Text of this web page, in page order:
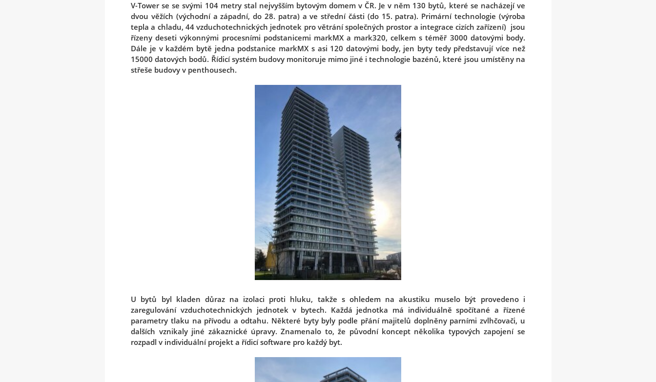
V-Tower se se svými 104 metry stal nejvyšším bytovým domem v ČR. Je v něm 130 bytů, které se nacházejí ve
dvou věžích (východní a západní, do 28. patra) a ve střední části (do 15. patra). Primární technologie (výroba
tepla a chladu, 44 vzduchotechnických jednotek pro větrání společných prostor a integrace cizích zařízení) jsou
řízeny deseti výkonnými procesními podstanicemi markMX a mark320, celkem s téměř 3000 datovými body.
Dále je v každém bytě jedna podstanice markMX s asi 120 datovými body, jen byty tedy představují více než
15000 datových bodů. Řídicí systém budovy monitoruje mimo jiné i technologie bazénů, které jsou umístěny na
střeše budovy v penthousech.
U bytů byl kladen důraz na izolaci proti hluku, takže s ohledem na akustiku muselo být provedeno i
zaregulování vzduchotechnických jednotek v bytech. Každá jednotka má individuálně spočítané a řízené
parametry tlaku na přívodu a odtahu. Některé byty byly podle přání majitelů doplněny parními zvlhčovači, u
dalších vznikaly jiné zákaznické úpravy. Znamenalo to, že původní koncept několika typových zapojení se
rozpadl v individuální projekt a řídicí software pro každý byt.